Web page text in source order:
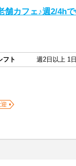
舗カフェ♪週2/4h
フト
週2日以上 1